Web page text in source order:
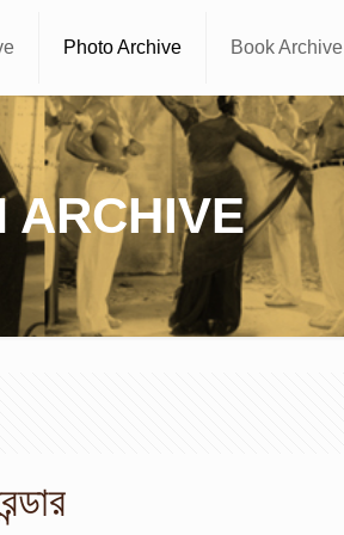
Photo Archive Book Archive
ARCHIVE